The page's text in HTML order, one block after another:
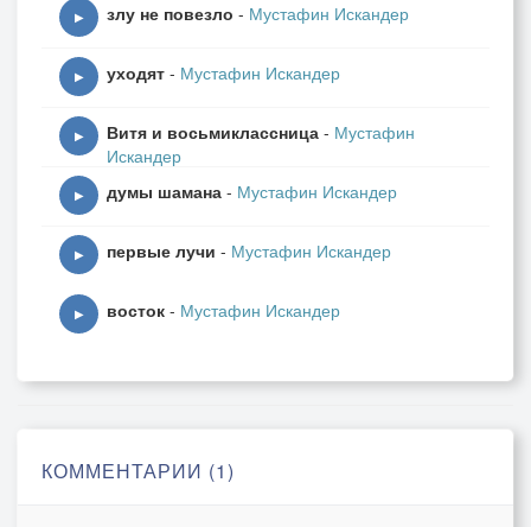
▶ злу не повезло - Мустафин Искандер
▶ уходят - Мустафин Искандер
▶ Витя и восьмиклассница - Мустафин
Искандер
▶ думы шамана - Мустафин Искандер
▶ первые лучи - Мустафин Искандер
▶ восток - Мустафин Искандер
КОММЕНТАРИИ (1)